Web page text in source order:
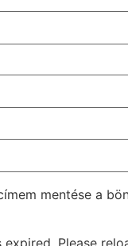
mentése a
Please